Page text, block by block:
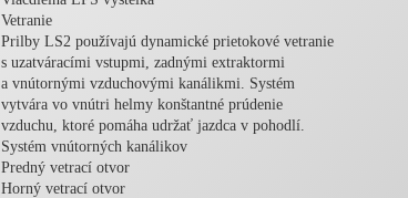
Vetranie
Prilby LS2 používajú dynamické prietokové vetranie
s uzatváracími vstupmi, zadnými extraktormi
a vnútornými vzduchovými kanálikmi. Systém
vytvára vo vnútri helmy konštantné prúdenie
vzduchu, ktoré pomáha udržať jazdca v pohodlí.
Systém vnútorných kanálikov
Predný vetrací otvor
Horný vetrací otvor